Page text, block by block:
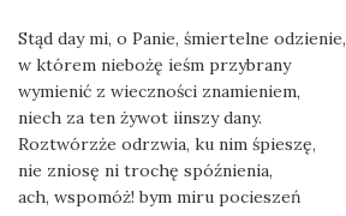
Stąd day mi, o Panie, śmiertelne odzienie,
w którem niebożę ieśm przybrany
wymienić z wieczności znamieniem,
niech za ten żywot iinszy dany.
Roztwórzże odrzwia, ku nim śpieszę,
nie zniosę ni trochę spóźnienia,
ach, wspomóż! bym miru pocieszeń